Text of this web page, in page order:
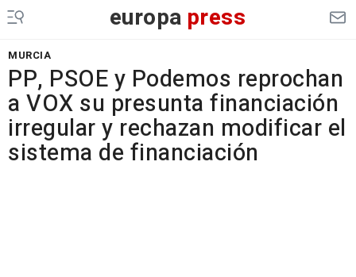
europa press
MURCIA
PP, PSOE y Podemos reprochan
a VOX su presunta financiación
irregular y rechazan modificar el
sistema de financiación